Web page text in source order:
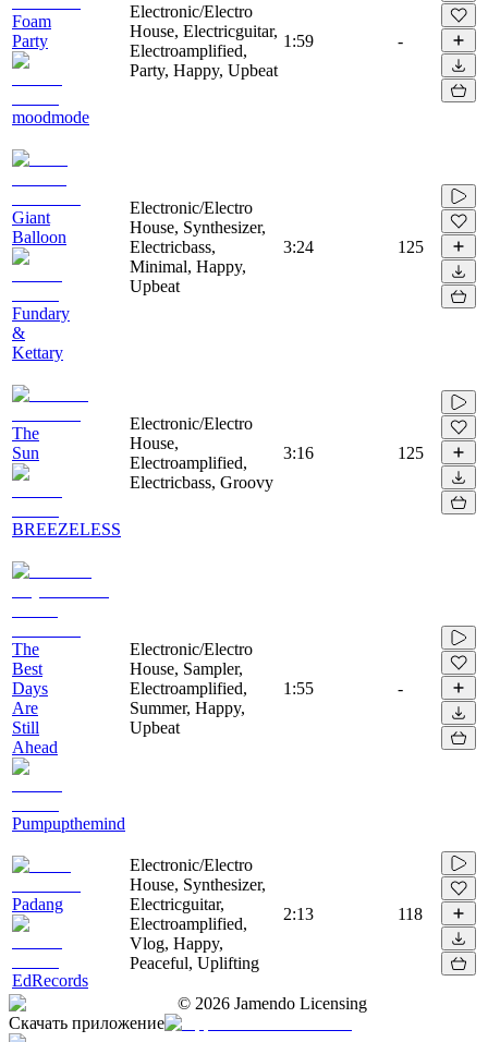
Foam
Party
moodmode
Electronic/Electro
House, Electricguitar,
Electroamplified,
Party, Happy, Upbeat
1:59 -
Giant
Balloon
Fundary
&
Kettary
Electronic/Electro
House, Synthesizer,
Electricbass,
Minimal, Happy,
Upbeat
3:24 125
The
Sun
BREEZELESS
Electronic/Electro
House,
Electroamplified,
Electricbass, Groovy
3:16 125
The
Best
Days
Are
Still
Ahead
Pumpupthemind
Electronic/Electro
House, Sampler,
Electroamplified,
Summer, Happy,
Upbeat
1:55 -
Padang
EdRecords
Electronic/Electro
House, Synthesizer,
Electricguitar,
Electroamplified,
Vlog, Happy,
Peaceful, Uplifting
2:13 118
© 2026 Jamendo Licensing
Скачать приложение